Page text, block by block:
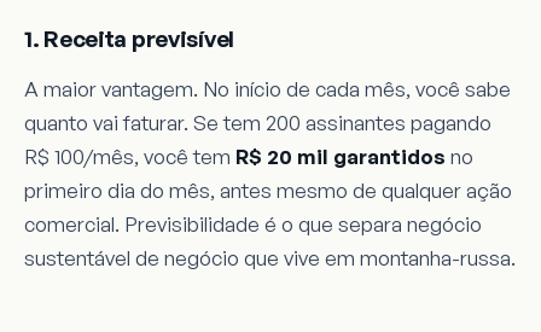
1. Receita previsível
A maior vantagem. No início de cada mês, você sabe
quanto vai faturar. Se tem 200 assinantes pagando
R$ 100/mês, você tem R$ 20 mil garantidos no
primeiro dia do mês, antes mesmo de qualquer ação
comercial. Previsibilidade é o que separa negócio
sustentável de negócio que vive em montanha-russa.